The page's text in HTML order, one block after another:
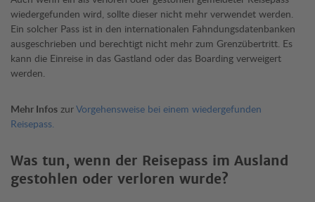
wiedergefunden wird, sollte dieser nicht mehr verwendet werden.
Ein solcher Pass ist in den internationalen Fahndungsdatenbanken
ausgeschrieben und berechtigt nicht mehr zum Grenzübertritt. Es
kann die Einreise in das Gastland oder das Boarding verweigert
werden.
Mehr Infos zurVorgehensweise bei einem wiedergefunden
Reisepass.
Was tun, wenn der Reisepass im Ausland
gestohlen oder verloren wurde?